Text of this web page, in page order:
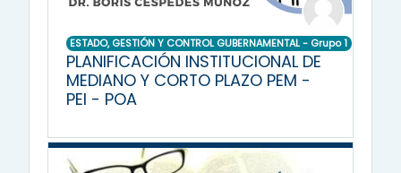
ESTADO, GESTIÓN Y CONTROL GUBERNAMENTAL - Grupo 1
PLANIFICACIÓN INSTITUCIONAL DE
MEDIANO Y CORTO PLAZO PEM -
PEI - POA